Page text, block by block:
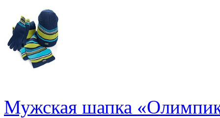
Мужская шапка